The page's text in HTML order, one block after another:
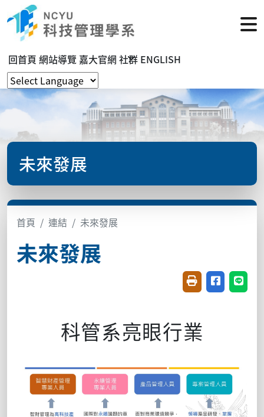
回首頁 網站導覽 嘉大官網 社群 ENGLISH
未來發展
首頁 連結 未來發展
未來發展
友善列印(開新視
分享至臉書
分享
科管系亮眼行業